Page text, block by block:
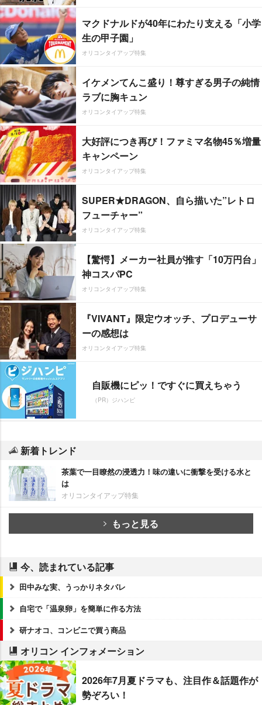
マクドナルドが40年にわたり支える「小学
生の甲子園」
オリコンタイアップ特集
イケメンてんこ盛り！尊すぎる男子の純情
ラブに胸キュン
オリコンタイアップ特集
大好評につき再び！ファミマ名物45％増量
キャンペーン
オリコンタイアップ特集
SUPER★DRAGON、自ら描いた”レトロ
フューチャー”
オリコンタイアップ特集
【驚愕】メーカー社員が推す「10万円台」
神コスパPC
オリコンタイアップ特集
『VIVANT』限定ウオッチ、プロデューサ
ーの感想は
オリコンタイアップ特集
自販機にピッ！ですぐに買えちゃう
（PR）ジハンピ
新着トレンド
茶葉で一目瞭然の浸透力！味の違いに衝撃を受ける水と
は
オリコンタイアップ特集
もっと見る
今、読まれている記事
田中みな実、うっかりネタバレ
自宅で「温泉卵」を簡単に作る方法
研ナオコ、コンビニで買う商品
オリコン インフォメーション
2026年7月夏ドラマも、注目作＆話題作が
勢ぞろい！